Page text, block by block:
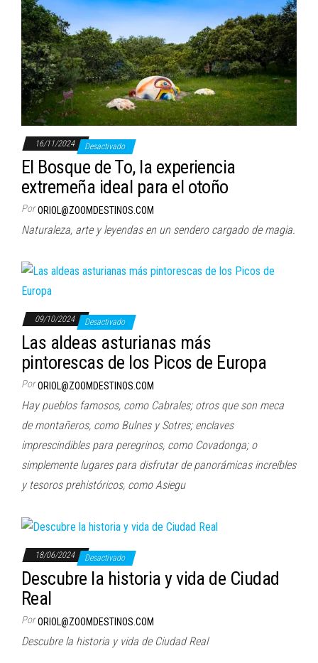
16/11/2024 Desactivado
El Bosque de To, la experiencia
extremeña ideal para el otoño
Por ORIOL@ZOOMDESTINOS.COM
Naturaleza, arte y leyendas en un sendero cargado de magia.
09/10/2024 Desactivado
Las aldeas asturianas más
pintorescas de los Picos de Europa
Por ORIOL@ZOOMDESTINOS.COM
Hay pueblos famosos, como Cabrales; otros que son meca
de montañeros, como Bulnes y Sotres; enclaves
imprescindibles para peregrinos, como Covadonga; o
simplemente lugares para disfrutar de panorámicas increíbles
y tesoros prehistóricos, como Asiegu
18/06/2024 Desactivado
Descubre la historia y vida de Ciudad
Real
Por ORIOL@ZOOMDESTINOS.COM
Descubre la historia y vida de Ciudad Real